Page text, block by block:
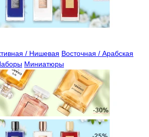
/ Нишевая Восточная / Арабская
Миниатюры